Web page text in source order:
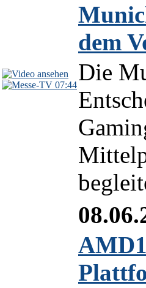
07:44
dem
Die